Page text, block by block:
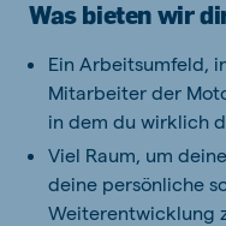
Was bieten wir
Ein Arbeitsumfeld,
Mitarbeiter der
in dem du wirklich
Viel Raum, um
deine persönliche
Weiterentwicklung